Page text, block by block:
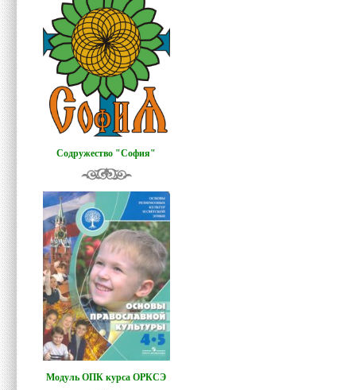
Содружество "София"
Модуль ОПК курса ОРКСЭ